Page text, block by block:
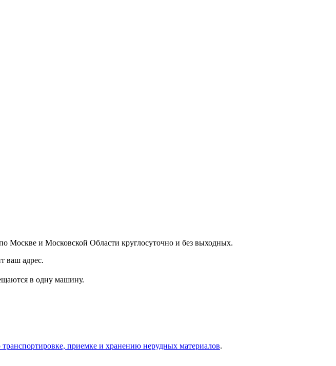
Москве и Московской Области круглосуточно и без выходных.
ваш адрес.
в одну машину.
приемке и хранению нерудных материалов.